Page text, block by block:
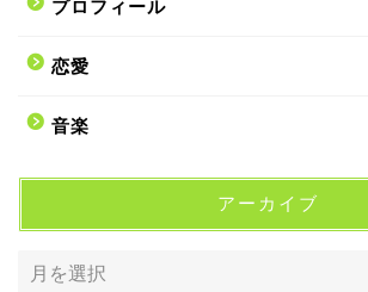
プロフィール
恋愛
音楽
アーカイブ